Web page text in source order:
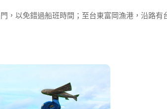
，以免錯過船班時間；至台東富岡漁港，沿路